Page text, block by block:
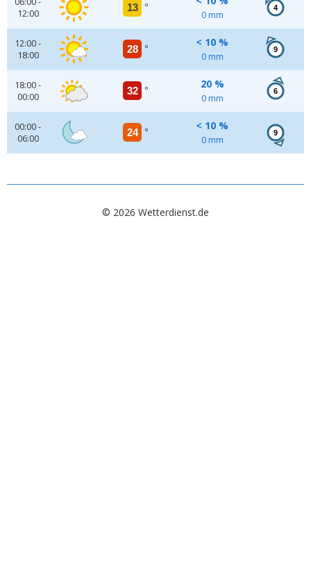
12:00
13 °
0 mm
4
12:00 -
18:00
28 °
< 10 %
0 mm
9
18:00 -
00:00
32 °
20 %
0 mm
6
00:00 -
06:00
24 °
< 10 %
0 mm
9
© 2026 Wetterdienst.de